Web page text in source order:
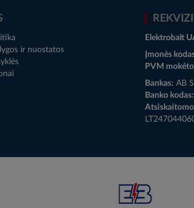
ir nuostatos
Elektrobalt
Įmonės
PVM
Bankas: AB
Banko kodas: